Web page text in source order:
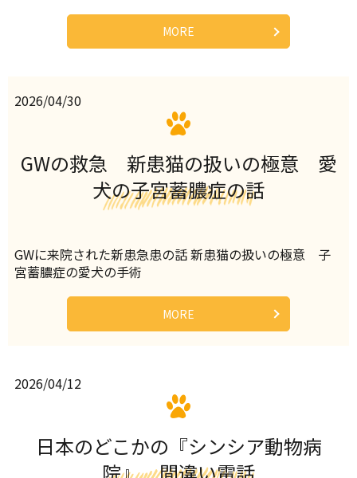
MORE
2026/04/30
GWの救急 新患猫の扱いの極意 愛
犬の子宮蓄膿症の話
GWに来院された新患急患の話 新患猫の扱いの極意 子
宮蓄膿症の愛犬の手術
MORE
2026/04/12
日本のどこかの『シンシア動物病
院』 間違い電話